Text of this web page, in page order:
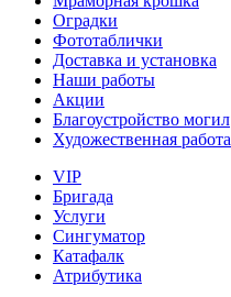
Оградки
Фототаблички
Доставка и установка
Наши работы
Акции
Благоустройство могил
Художественная работа
VIP
Бригада
Услуги
Сингуматор
Катафалк
Атрибутика